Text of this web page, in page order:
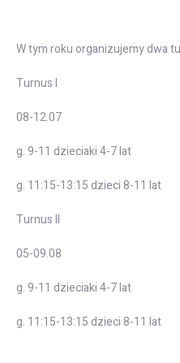
W tym roku organizujemy dwa
Turnus I
08-12.07
g. 9-11 dzieciaki 4-7 lat
g. 11:15-13:15 dzieci 8-11 lat
Turnus II
05-09.08
g. 9-11 dzieciaki 4-7 lat
g. 11:15-13:15 dzieci 8-11 lat